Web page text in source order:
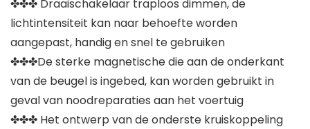
✤✤✤ Draaischakelaar traploos dimmen, de
lichtintensiteit kan naar behoefte worden
aangepast, handig en snel te gebruiken
✤✤✤De sterke magnetische die aan de onderkant
van de beugel is ingebed, kan worden gebruikt in
geval van noodreparaties aan het voertuig
✤✤✤ Het ontwerp van de onderste kruiskoppeling